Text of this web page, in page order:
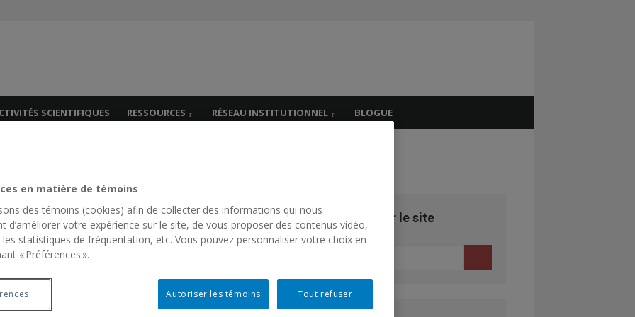
SCIENTIFIQUES RESSOURCES RÉSEAU INSTITUTIONNEL BLOGUE
Home
JARDIN DE L’ENFANCE SAINT-ALEXIS
Rechercher sur le site
en matière de témoins
des témoins (cookies) afin de collecter des informations qui nous
d’améliorer votre expérience sur le site, de vous proposer des contenus vidéo,
les statistiques de fréquentation, etc. Vous pouvez personnaliser votre choix en
« Préférences ».
Tout refuser
Autoriser les témoins